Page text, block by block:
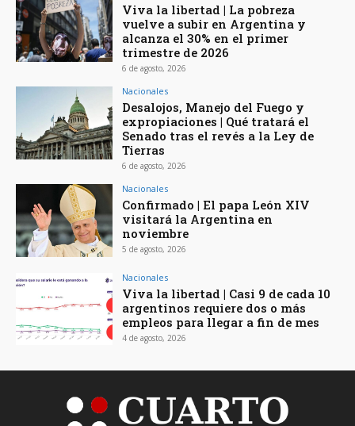
Viva la libertad | La pobreza
vuelve a subir en Argentina y
alcanza el 30% en el primer
trimestre de 2026
6 de agosto, 2026
Nacionales
Desalojos, Manejo del Fuego y
expropiaciones | Qué tratará el
Senado tras el revés a la Ley de
Tierras
6 de agosto, 2026
Nacionales
Confirmado | El papa León XIV
visitará la Argentina en
noviembre
5 de agosto, 2026
Nacionales
Viva la libertad | Casi 9 de cada 10
argentinos requiere dos o más
empleos para llegar a fin de mes
4 de agosto, 2026